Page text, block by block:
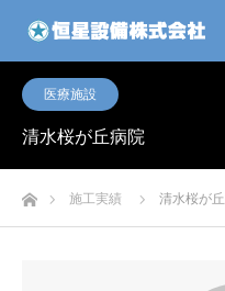
医療施設
清水桜が丘病院
ホーム施工実績 清水桜が